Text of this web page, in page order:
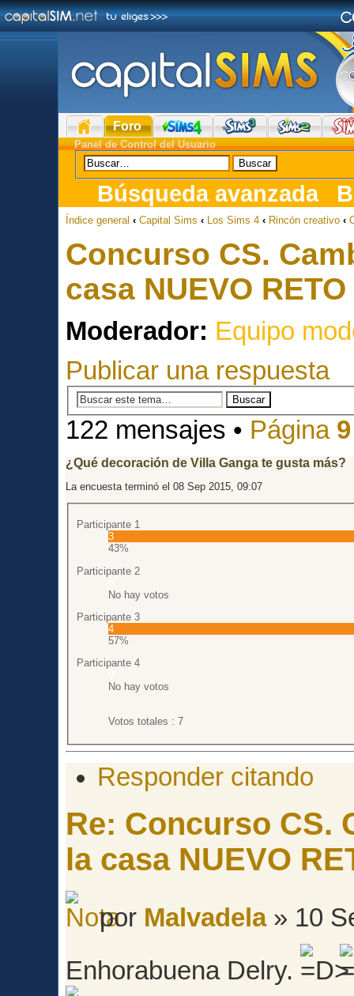
Foro
Panel de Control del Usuario
Búsqueda avanzada
Índice general ‹ Capital Sims ‹ Los Sims 4 ‹ Rincón creativo ‹
Concurso CS.
casa NUEVO
Moderador: Equipo
Publicar una respuesta
122 mensajes • Página 9
¿Qué decoración de Villa Ganga te gusta más?
La encuesta terminó el 08 Sep 2015, 09:07
Participante 1
3
43%
Participante 2
No hay votos
Participante 3
4
57%
Participante 4
No hay votos
Votos totales : 7
Responder citando
Re: Concurso CS.
la casa NUEVO
por Malvadela» 10
Enhorabuena Delry.